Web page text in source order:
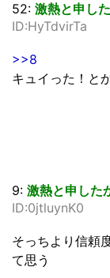
52: 激熱と申し
ID:HyTdvirTa
>>8
キュイった！と
9: 激熱と申した
ID:0jtluynK0
そっちより信頼
て思う